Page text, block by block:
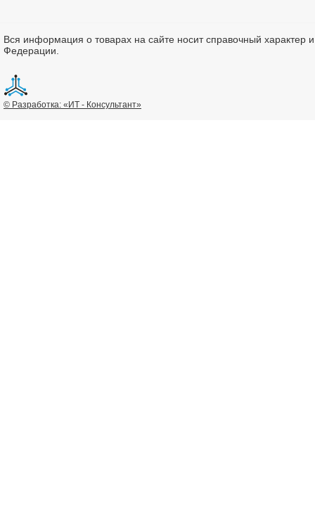
Вся информация о товарах на сайте носит справочный характер
Федерации.
© Разработка: «ИТ - Консультант»